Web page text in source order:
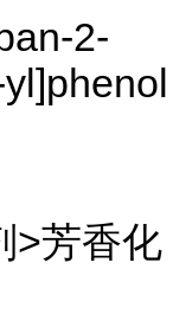
2-
>芳香化